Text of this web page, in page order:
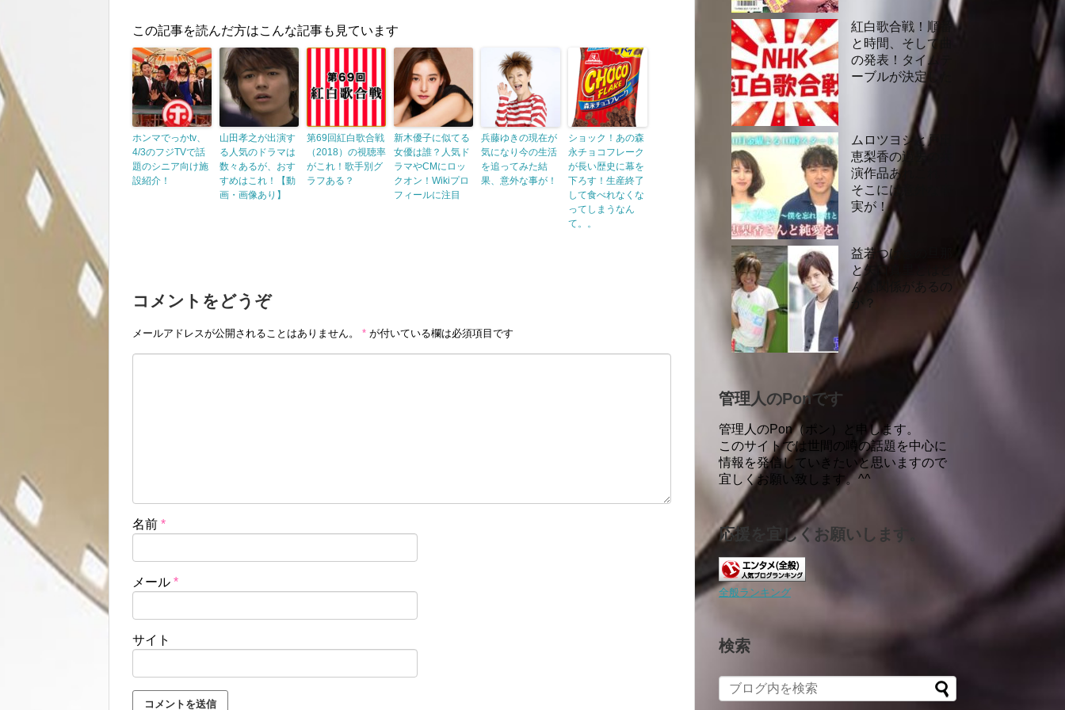
この記事を読んだ方はこんな記事も見ています
ホンマでっかtv、
4/3のフジTVで話
題のシニア向け施
設紹介！
山田孝之が出演す
る人気のドラマは
数々あるが、おす
すめはこれ！【動
画・画像あり】
第69回紅白歌合戦
（2018）の視聴率
がこれ！歌手別グ
ラフある？
新木優子に似てる
女優は誰？人気ド
ラマやCMにロッ
クオン！Wikiプロ
フィールに注目
兵藤ゆきの現在が
気になり今の生活
を追ってみた結
果、意外な事が！
ショック！あの森
永チョコフレーク
が長い歴史に幕を
下ろす！生産終了
して食べれなくな
ってしまうなん
て。。
コメントをどうぞ
メールアドレスが公開されることはありません。 * が付いている欄は必須項目です
名前 *
メール *
サイト
紅白歌合戦！順番
と時間、そして曲
の発表！タイムテ
ーブルが決定した
ムロツヨシと戸田
恵梨香の過去の共
演作品あれこれ！
そこには意外な事
実が！
益若つばさの旦那
と矢口真里とはど
んな関係があるの
か？
管理人のPonです
管理人のPon（ポン）と申します。
このサイトでは世間の噂の話題を中心に
情報を発信していきたいと思いますので
宜しくお願い致します。^^
応援を宜しくお願いします。
全般ランキング
検索